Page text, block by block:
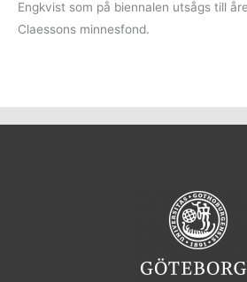
Engkvist som på biennalen utsågs till
Claessons minnesfond.